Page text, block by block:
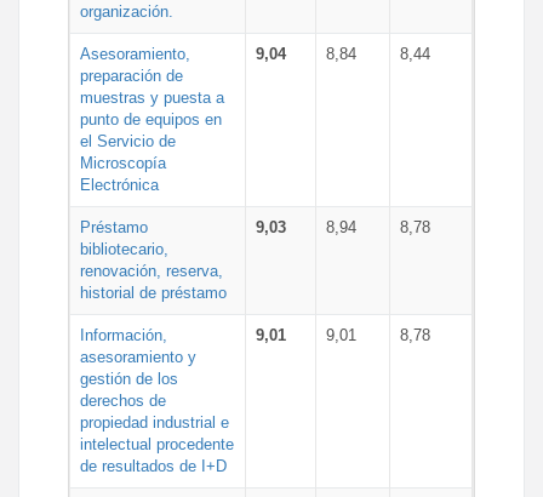
organización.
Asesoramiento,
preparación de
muestras y puesta a
punto de equipos en
el Servicio de
Microscopía
Electrónica
9,04 8,84 8,44
Préstamo
bibliotecario,
renovación, reserva,
historial de préstamo
9,03 8,94 8,78
Información,
asesoramiento y
gestión de los
derechos de
propiedad industrial e
intelectual procedente
de resultados de I+D
9,01 9,01 8,78